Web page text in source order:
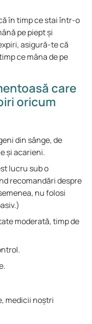
în timp ce stai într-o
pe piept și
asigură-te că
ce mâna de pe
care
oricum
din sânge, de
și acarieni.
lucru sub o
recomandări despre
nu folosi
moderată, timp de
medicii noștri